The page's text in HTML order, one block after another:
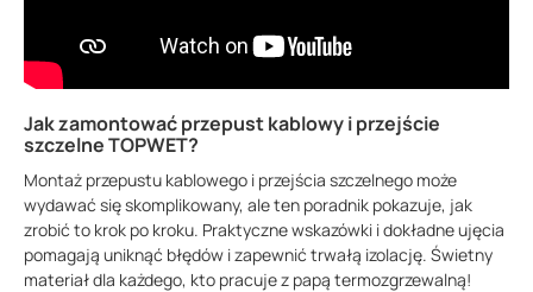
Jak zamontować przepust kablowy i przejście
szczelne TOPWET?
Montaż przepustu kablowego i przejścia szczelnego może
wydawać się skomplikowany, ale ten poradnik pokazuje, jak
zrobić to krok po kroku. Praktyczne wskazówki i dokładne ujęcia
pomagają uniknąć błędów i zapewnić trwałą izolację. Świetny
materiał dla każdego, kto pracuje z papą termozgrzewalną!